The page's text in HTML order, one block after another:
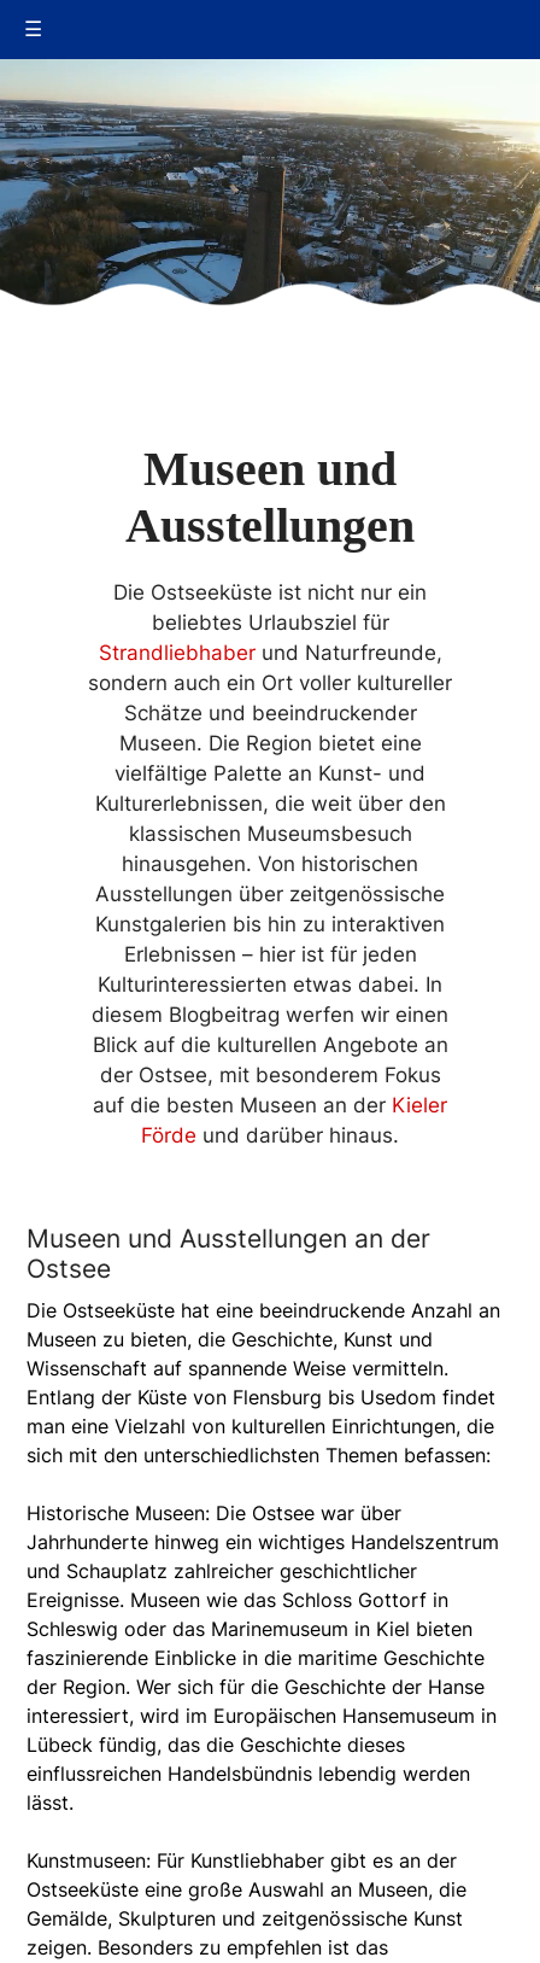
☰
Museen und
Ausstellungen
Die Ostseeküste ist nicht nur ein
beliebtes Urlaubsziel für
Strandliebhaberund Naturfreunde,
sondern auch ein Ort voller kultureller
Schätze und beeindruckender
Museen. Die Region bietet eine
vielfältige Palette an Kunst- und
Kulturerlebnissen, die weit über den
klassischen Museumsbesuch
hinausgehen. Von historischen
Ausstellungen über zeitgenössische
Kunstgalerien bis hin zu interaktiven
Erlebnissen – hier ist für jeden
Kulturinteressierten etwas dabei. In
diesem Blogbeitrag werfen wir einen
Blick auf die kulturellen Angebote an
der Ostsee, mit besonderem Fokus
auf die besten Museen an der Kieler
Förde und darüber hinaus.
Museen und Ausstellungen an der
Ostsee
Die Ostseeküste hat eine beeindruckende Anzahl an
Museen zu bieten, die Geschichte, Kunst und
Wissenschaft auf spannende Weise vermitteln.
Entlang der Küste von Flensburg bis Usedom findet
man eine Vielzahl von kulturellen Einrichtungen, die
sich mit den unterschiedlichsten Themen befassen:
Historische Museen: Die Ostsee war über
Jahrhunderte hinweg ein wichtiges Handelszentrum
und Schauplatz zahlreicher geschichtlicher
Ereignisse. Museen wie das Schloss Gottorf in
Schleswig oder das Marinemuseum in Kiel bieten
faszinierende Einblicke in die maritime Geschichte
der Region. Wer sich für die Geschichte der Hanse
interessiert, wird im Europäischen Hansemuseum in
Lübeck fündig, das die Geschichte dieses
einflussreichen Handelsbündnis lebendig werden
lässt.
Kunstmuseen: Für Kunstliebhaber gibt es an der
Ostseeküste eine große Auswahl an Museen, die
Gemälde, Skulpturen und zeitgenössische Kunst
zeigen. Besonders zu empfehlen ist das